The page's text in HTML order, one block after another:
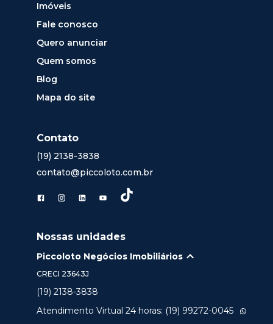
Imóveis
Fale conosco
Quero anunciar
Quem somos
Blog
Mapa do site
Contato
(19) 2138-3838
contato@piccoloto.com.br
Nossas unidades
Piccoloto Negócios Imobiliários
CRECI 23643J
(19) 2138-3838
Atendimento Virtual 24 horas: (19) 99272-0045